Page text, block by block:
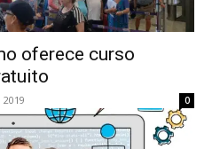
oferece curso
0